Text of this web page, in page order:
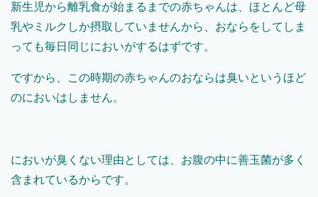
新生児から離乳食が始まるまでの赤ちゃんは、ほとんど母
乳やミルクしか摂取していませんから、おならをしてしま
っても毎日同じにおいがするはずです。
ですから、この時期の赤ちゃんのおならは臭いというほど
のにおいはしません。
においが臭くない理由としては、お腹の中に善玉菌が多く
含まれているからです。